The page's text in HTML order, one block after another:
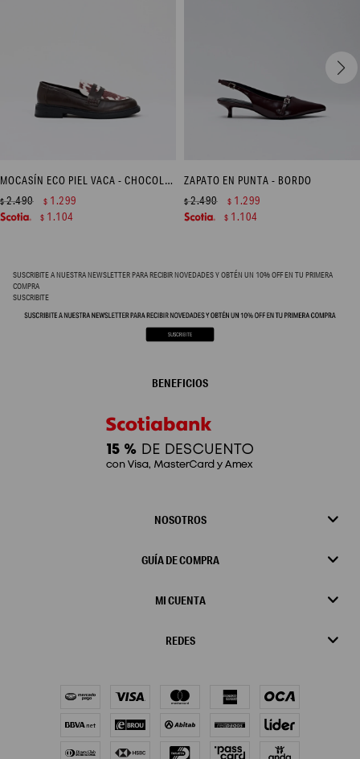
MOCASÍN ECO PIEL VACA - CHOCOLATE
$2.490 $ 1.299
$ 1.104
ZAPATO EN PUNTA - BORDO
$2.490 $ 1.299
$ 1.104
SUSCRIBITE A NUESTRA NEWSLETTER PARA RECIBIR NOVEDADES Y OBTÉN UN 10% OFF EN TU PRIMERA
COMPRA
SUSCRIBITE
NOSOTROS
GUÍA DE COMPRA
MI CUENTA
REDES
BENEFICIOS